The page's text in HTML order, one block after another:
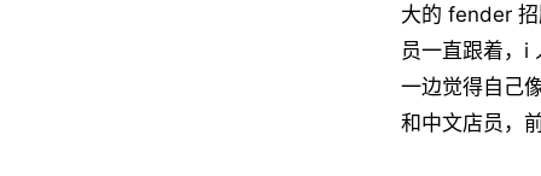
大的 fender
员一直跟着，i
一边觉得自己
和中文店员，